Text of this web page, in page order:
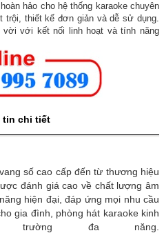
hảo cho hệ thống karaoke chuyên
trội, thiết kế đơn giản và dễ sử dụng.
với kết nối linh hoạt và tính năng
tin chi tiết
số cao cấp đến từ thương hiệu
đánh giá cao về chất lượng âm
hiện đại, đáp ứng mọi nhu cầu
gia đình, phòng hát karaoke kinh
đa năng.